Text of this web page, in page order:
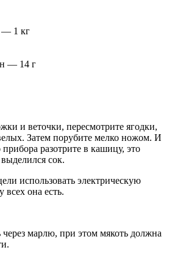
— 1 кг
— 14 г
и веточки, пересмотрите ягодки,
Затем порубите мелко ножом. И
разотрите в кашицу, это
сок.
использовать электрическую
она есть.
марлю, при этом мякоть должна